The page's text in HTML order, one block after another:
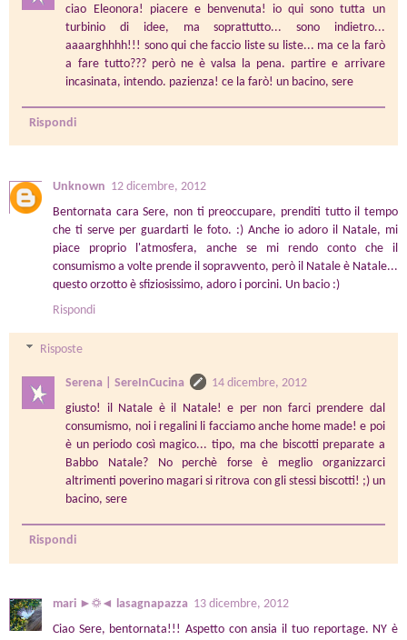
ciao Eleonora! piacere e benvenuta! io qui sono tutta un
turbinio di idee, ma soprattutto... sono indietro...
aaaarghhhh!!! sono qui che faccio liste su liste... ma ce la farò
a fare tutto??? però ne è valsa la pena. partire e arrivare
incasinata, intendo. pazienza! ce la farò! un bacino, sere
Rispondi
Unknown 12 dicembre, 2012
Bentornata cara Sere, non ti preoccupare, prenditi tutto il tempo
che ti serve per guardarti le foto. :) Anche io adoro il Natale, mi
piace proprio l'atmosfera, anche se mi rendo conto che il
consumismo a volte prende il sopravvento, però il Natale è Natale...
questo orzotto è sfiziosissimo, adoro i porcini. Un bacio :)
Rispondi
Risposte
Serena | SereInCucina
14 dicembre, 2012
giusto! il Natale è il Natale! e per non farci prendere dal
consumismo, noi i regalini li facciamo anche home made! e poi
è un periodo così magico... tipo, ma che biscotti preparate a
Babbo Natale? No perchè forse è meglio organizzarci
altrimenti poverino magari si ritrova con gli stessi biscotti! ;) un
bacino, sere
Rispondi
mari ►☼◄ lasagnapazza 13 dicembre, 2012
Ciao Sere, bentornata!!! Aspetto con ansia il tuo reportage. NY è